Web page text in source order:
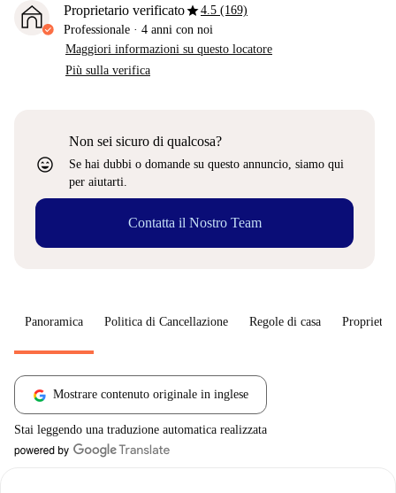
Proprietario verificatostar4.5 (169)
Professionale · 4 anni con noi
Maggiori informazioni su questo locatore
Più sulla verifica
sentiment_very_satisfied
Non sei sicuro di qualcosa?
Se hai dubbi o domande su questo annuncio, siamo qui
per aiutarti.
Contatta il Nostro Team
Panoramica Politica di Cancellazione Regole di casa
Mostrare contenuto originale in inglese
Stai leggendo una traduzione automatica realizzata